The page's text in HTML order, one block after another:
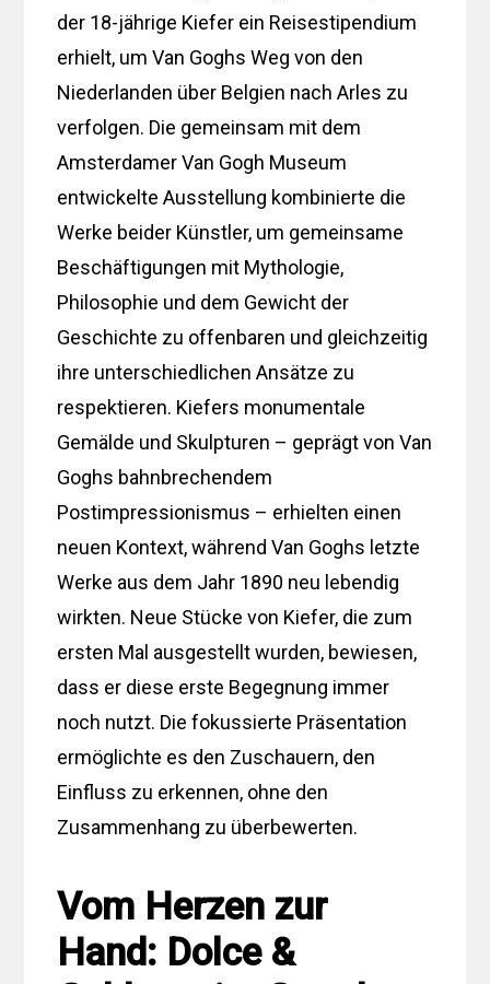
der 18-jährige Kiefer ein Reisestipendium
erhielt, um Van Goghs Weg von den
Niederlanden über Belgien nach Arles zu
verfolgen. Die gemeinsam mit dem
Amsterdamer Van Gogh Museum
entwickelte Ausstellung kombinierte die
Werke beider Künstler, um gemeinsame
Beschäftigungen mit Mythologie,
Philosophie und dem Gewicht der
Geschichte zu offenbaren und gleichzeitig
ihre unterschiedlichen Ansätze zu
respektieren. Kiefers monumentale
Gemälde und Skulpturen – geprägt von Van
Goghs bahnbrechendem
Postimpressionismus – erhielten einen
neuen Kontext, während Van Goghs letzte
Werke aus dem Jahr 1890 neu lebendig
wirkten. Neue Stücke von Kiefer, die zum
ersten Mal ausgestellt wurden, bewiesen,
dass er diese erste Begegnung immer
noch nutzt. Die fokussierte Präsentation
ermöglichte es den Zuschauern, den
Einfluss zu erkennen, ohne den
Zusammenhang zu überbewerten.
Vom Herzen zur
Hand: Dolce &